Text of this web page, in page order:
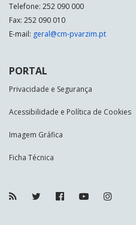
Telefone: 252 090 000
Fax: 252 090 010
E-mail: geral@cm-pvarzim.pt
PORTAL
Privacidade e Segurança
Acessibilidade e Política de Cookies
Imagem Gráfica
Ficha Técnica